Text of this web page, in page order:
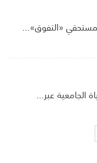
«التفوق»…
الجامعية عبر…